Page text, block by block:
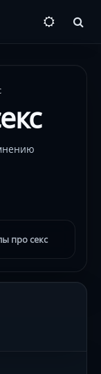
про секс